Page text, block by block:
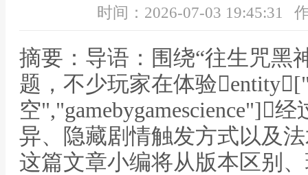
时间：2026-07-03 19:45:31
摘要：导语：围绕“往生咒黑
题，不少玩家在体验
空","gamebygamescience"]
异、隐藏剧情触发方式以及
这篇文章小编将从版本区别